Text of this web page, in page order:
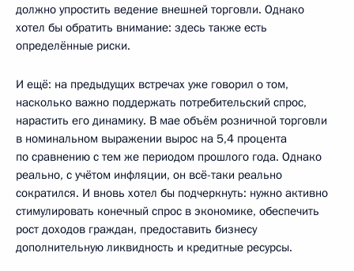
должно упростить ведение внешней торговли. Однако
хотел бы обратить внимание: здесь также есть
определённые риски.
И ещё: на предыдущих встречах уже говорил о том,
насколько важно поддержать потребительский спрос,
нарастить его динамику. В мае объём розничной торговли
в номинальном выражении вырос на 5,4 процента
по сравнению с тем же периодом прошлого года. Однако
реально, с учётом инфляции, он всё-таки реально
сократился. И вновь хотел бы подчеркнуть: нужно активно
стимулировать конечный спрос в экономике, обеспечить
рост доходов граждан, предоставить бизнесу
дополнительную ликвидность и кредитные ресурсы.